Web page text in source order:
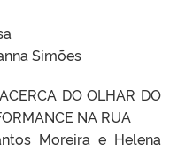
Simões
DO OLHAR DO
NA RUA
Moreira e Helena